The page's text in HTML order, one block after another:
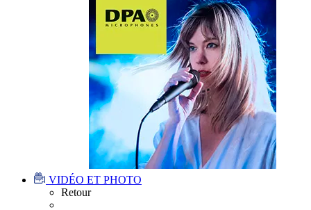
VIDÉO ET PHOTO
Retour